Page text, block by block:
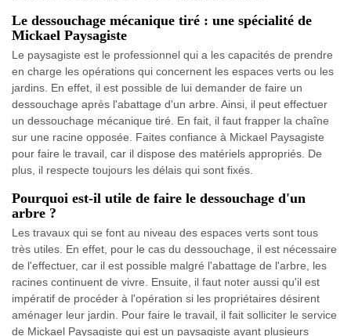
Le dessouchage mécanique tiré : une spécialité de
Mickael Paysagiste
Le paysagiste est le professionnel qui a les capacités de prendre
en charge les opérations qui concernent les espaces verts ou les
jardins. En effet, il est possible de lui demander de faire un
dessouchage après l'abattage d'un arbre. Ainsi, il peut effectuer
un dessouchage mécanique tiré. En fait, il faut frapper la chaîne
sur une racine opposée. Faites confiance à Mickael Paysagiste
pour faire le travail, car il dispose des matériels appropriés. De
plus, il respecte toujours les délais qui sont fixés.
Pourquoi est-il utile de faire le dessouchage d'un
arbre ?
Les travaux qui se font au niveau des espaces verts sont tous
très utiles. En effet, pour le cas du dessouchage, il est nécessaire
de l'effectuer, car il est possible malgré l'abattage de l'arbre, les
racines continuent de vivre. Ensuite, il faut noter aussi qu'il est
impératif de procéder à l'opération si les propriétaires désirent
aménager leur jardin. Pour faire le travail, il fait solliciter le service
de Mickael Paysagiste qui est un paysagiste ayant plusieurs